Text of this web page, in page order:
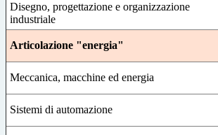
Disegno, progettazione e organizzazione
industriale
Articolazione "energia"
Meccanica, macchine ed energia
Sistemi di automazione